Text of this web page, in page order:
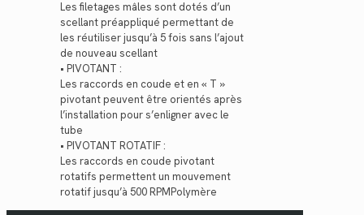
Les filetages mâles sont dotés d’un
scellant préappliqué permettant de
les réutiliser jusqu’à 5 fois sans l’ajout
de nouveau scellant
• PIVOTANT :
Les raccords en coude et en « T »
pivotant peuvent être orientés après
l’installation pour s’enligner avec le
tube
• PIVOTANT ROTATIF :
Les raccords en coude pivotant
rotatifs permettent un mouvement
rotatif jusqu’à 500 RPMPolymère